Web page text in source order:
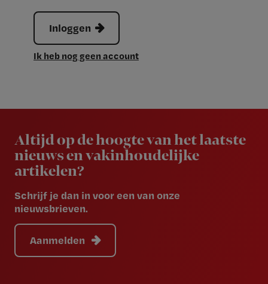
Inloggen
Ik heb nog geen account
Altijd op de hoogte van het laatste
nieuws en vakinhoudelijke
artikelen?
Schrijf je dan in voor een van onze
nieuwsbrieven.
Aanmelden